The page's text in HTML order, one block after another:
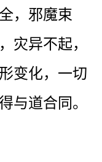
，邪魔束
灾异不起，
变化，一切
与道合同。